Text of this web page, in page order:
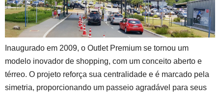
Inaugurado em 2009, o Outlet Premium se tornou um
modelo inovador de shopping, com um conceito aberto e
térreo. O projeto reforça sua centralidade e é marcado pela
simetria, proporcionando um passeio agradável para seus